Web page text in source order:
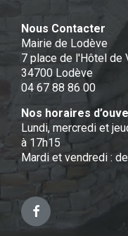
Nous Contacter
Mairie de Lodève
7 place de l'Hôtel de
34700 Lodève
04 67 88 86 00
Nos horaires
Lundi, mercredi et
à 17h15
Mardi et vendredi :
Facebook